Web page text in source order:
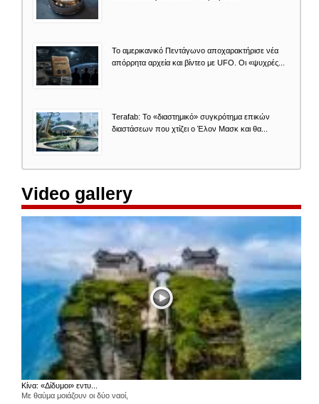
Το αμερικανικό Πεντάγωνο αποχαρακτήρισε νέα
απόρρητα αρχεία και βίντεο με UFO. Οι «ψυχρές...
Terafab: Το «διαστημικό» συγκρότημα επικών
διαστάσεων που χτίζει ο Έλον Μασκ και θα...
Video gallery
Κίνα: «Δίδυμοι» εντυ...
Με θαύμα μοιάζουν οι δύο ναοί,